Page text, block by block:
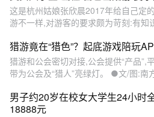
这是杭州姑娘张欣晨2017年给自己定
游不一样,对游客的要求颇为苛刻:有知
猎游竟在“猎色”？起底游戏陪玩
猎游和公会密切对接,公会提供“产品”,
带为公会及“猎人”亮绿灯。 ●文/图:南
男子约20岁在校女大学生24小时
18888元